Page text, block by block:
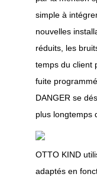
simple à
nouvelles
réduits, les
temps du client
fuite
DANGER se
plus longtemps
OTTO KIND
adaptés en